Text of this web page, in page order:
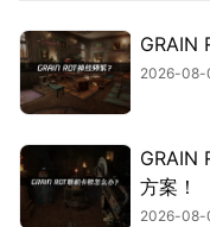
GRAIN
2026-08-
GRAIN
方案！
2026-08-